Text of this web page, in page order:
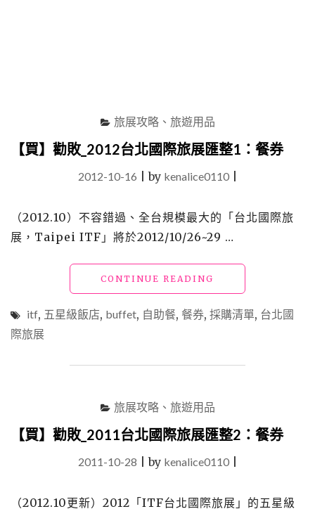
旅展攻略、旅遊用品
【買】勸敗_2012台北國際旅展匯整1：餐券
2012-10-16 |by kenalice0110|
（2012.10）不容錯過、全台規模最大的「台北國際旅
展，Taipei ITF」將於2012/10/26~29 …
CONTINUE READING
勸
敗
_2012
國
展
匯
整
itf, 五星級飯店, buffet, 自助餐, 餐券, 採購清單, 台北國
際旅展
旅展攻略、旅遊用品
【買】勸敗_2011台北國際旅展匯整2：餐券
2011-10-28 |by kenalice0110|
（2012.10更新）2012「ITF台北國際旅展」的五星級